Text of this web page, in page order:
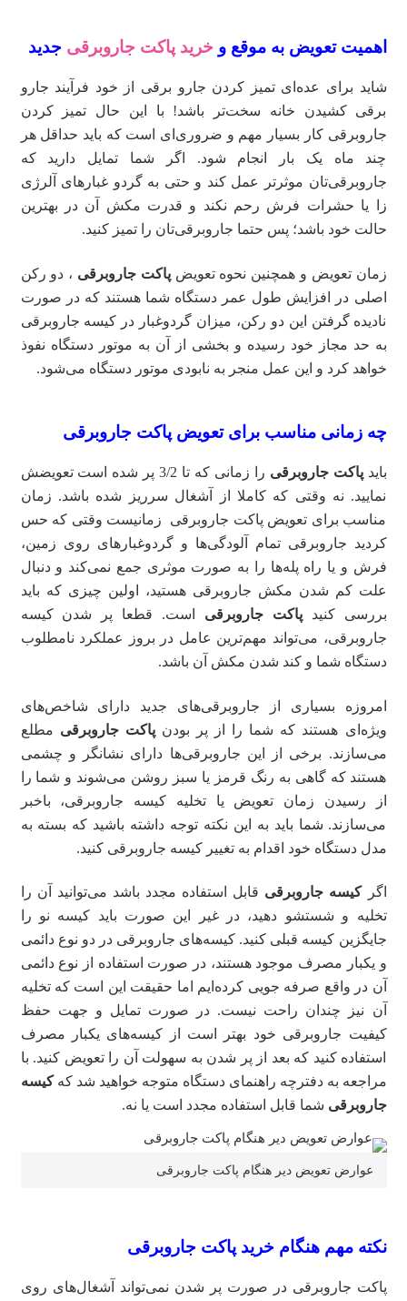
اهمیت تعویض به موقع و خرید پاکت جاروبرقی جدید
شاید برای عده‌ای تمیز کردن جارو برقی از خود فرآیند جارو
برقی کشیدن خانه سخت‌تر باشد! با این حال تمیز کردن
جاروبرقی کار بسیار مهم و ضروری‌ای است که باید حداقل هر
چند ماه یک بار انجام شود. اگر شما تمایل دارید که
جاروبرقی‌تان موثرتر عمل کند و حتی به گردو غبارهای آلرژی
زا یا حشرات فرش رحم نکند و قدرت مکش آن در بهترین
حالت خود باشد؛ پس حتما جاروبرقی‌تان را تمیز کنید.
زمان تعویض و همچنین نحوه تعویضپاکت جاروبرقی ، دو رکن
اصلی در افزایش طول عمر دستگاه شما هستند که در صورت
نادیده گرفتن این دو رکن، میزان گردوغبار در کیسه جاروبرقی
به حد مجاز خود رسیده و بخشی از آن به موتور دستگاه نفوذ
خواهد کرد و این عمل منجر به نابودی موتور دستگاه می‌شود.
چه زمانی مناسب برایتعویض پاکت جاروبرقی
باید پاکت جاروبرقی
را زمانی که تا 3/2 پر شده است تعویضش
نمایید. نه وقتی که کاملا از آشغال سرریز شده باشد. زمان
مناسب برای تعویض پاکت جاروبرقی زمانیست وقتی که حس
کردید جاروبرقی تمام آلودگی‌ها و گردوغبار‌های روی زمین،
فرش و یا راه پله‌ها را به صورت موثری جمع نمی‌کند و دنبال
علت کم شدن مکش جاروبرقی هستید، اولین چیزی که باید
بررسی کنیدپاکت جاروبرقی است. قطعا پر شدن کیسه
جاروبرقی، می‌تواند مهم‌ترین عامل در بروز عملکرد نامطلوب
دستگاه شما و کند شدن مکش آن باشد.
امروزه بسیاری از جاروبرقی‌های جدید دارای شاخص‌های
ویژه‌‌ای هستند که شما را از پر بودنپاکت جاروبرقی مطلع
می‌سازند. برخی از این جاروبرقی‌ها دارای نشانگر و چشمی
هستند که گاهی به رنگ قرمز یا سبز روشن می‌شوند و شما را
از رسیدن زمان تعویض یا تخلیه کیسه جاروبرقی، باخبر
می‌سازند. شما باید به این نکته توجه داشته باشید که بسته به
مدل دستگاه خود اقدام به تغییر کیسه جاروبرقی کنید.
اگرکیسه جاروبرقی قابل استفاده مجدد باشد می‌توانید آن را
تخلیه و شستشو دهید، در غیر این صورت باید کیسه نو را
جایگزین کیسه قبلی کنید. کیسه‌های جاروبرقی در دو نوع دائمی
و یکبار مصرف موجود هستند، در صورت استفاده از نوع دائمی
آن در واقع صرفه جویی کرده‌ایم اما حقیقت این است که تخلیه
آن نیز چندان راحت نیست. در صورت تمایل و جهت حفظ
کیفیت جاروبرقی خود بهتر است از کیسه‌های یکبار مصرف
استفاده کنید که بعد از پر شدن به سهولت آن را تعویض کنید. با
مراجعه به دفترچه راهنمای دستگاه متوجه خواهید شد کهکیسه
جاروبرقی شما قابل استفاده مجدد است یا نه.
عوارض تعویض دیر هنگام پاکت جاروبرقی
نکته مهم هنگام خرید پاکت جاروبرقی
پاکت جاروبرقی در صورت پر شدن نمی‌تواند آشغال‌های روی